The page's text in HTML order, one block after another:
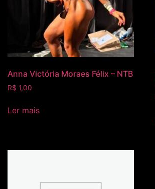
Anna Victória Moraes Félix – NTB
R$ 1,00
Ler mais